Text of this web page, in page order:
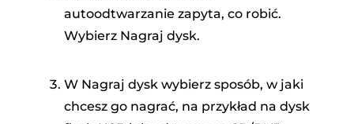
autoodtwarzanie zapyta, co robić.
Wybierz Nagraj dysk.
W Nagraj dysk wybierz sposób, w jaki
chcesz go nagrać, na przykład na dysk